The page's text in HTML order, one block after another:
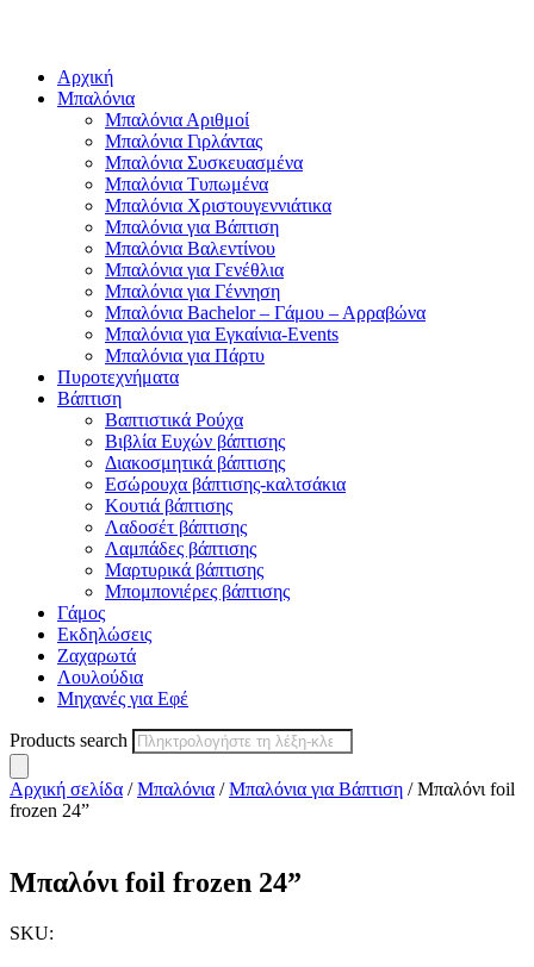
Αρχική
Μπαλόνια
Μπαλόνια Αριθμοί
Μπαλόνια Γιρλάντας
Μπαλόνια Συσκευασμένα
Μπαλόνια Τυπωμένα
Μπαλόνια Χριστουγεννιάτικα
Μπαλόνια για Βάπτιση
Μπαλόνια Βαλεντίνου
Μπαλόνια για Γενέθλια
Μπαλόνια για Γέννηση
Μπαλόνια Bachelor – Γάμου – Αρραβώνα
Μπαλόνια για Εγκαίνια-Events
Μπαλόνια για Πάρτυ
Πυροτεχνήματα
Βάπτιση
Βαπτιστικά Ρούχα
Βιβλία Ευχών βάπτισης
Διακοσμητικά βάπτισης
Εσώρουχα βάπτισης-καλτσάκια
Κουτιά βάπτισης
Λαδοσέτ βάπτισης
Λαμπάδες βάπτισης
Μαρτυρικά βάπτισης
Μπομπονιέρες βάπτισης
Γάμος
Εκδηλώσεις
Ζαχαρωτά
Λουλούδια
Μηχανές για Εφέ
Products search
Αρχική σελίδα /Μπαλόνια /Μπαλόνια για Βάπτιση / Μπαλόνι foil
frozen 24”
Μπαλόνι foil frozen 24”
SKU: